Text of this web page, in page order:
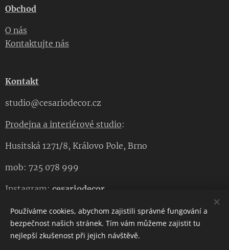
Obchod
O nás
Kontaktujte nás
Kontakt
studio@cesariodecor.cz
Prodejna a interiérové studio:
Husitská 1271/8, Královo Pole, Brno
mob: 725 078 999
Instagram: cesariodecor
Používáme cookies, abychom zajistili správné fungování a
bezpečnost našich stránek. Tím vám můžeme zajistit tu
nejlepší zkušenost při jejich návštěvě.